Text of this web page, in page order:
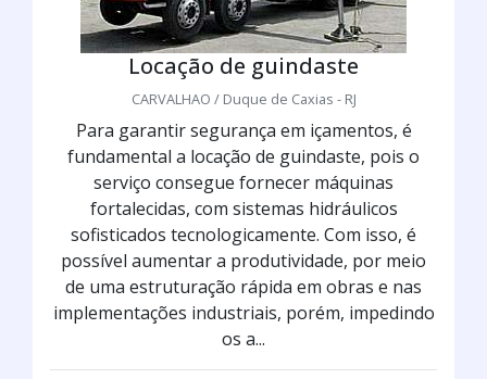
Locação de guindaste
CARVALHAO / Duque de Caxias - RJ
Para garantir segurança em içamentos, é
fundamental a locação de guindaste, pois o
serviço consegue fornecer máquinas
fortalecidas, com sistemas hidráulicos
sofisticados tecnologicamente. Com isso, é
possível aumentar a produtividade, por meio
de uma estruturação rápida em obras e nas
implementações industriais, porém, impedindo
os a...